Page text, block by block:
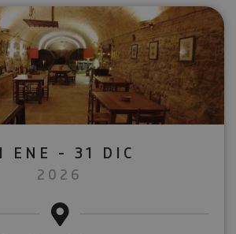
ENE - 31 DIC
2026